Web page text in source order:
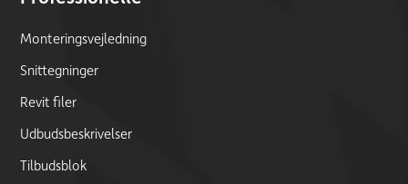
Monteringsvejledning
Snittegninger
Revit filer
Udbudsbeskrivelser
Tilbudsblok